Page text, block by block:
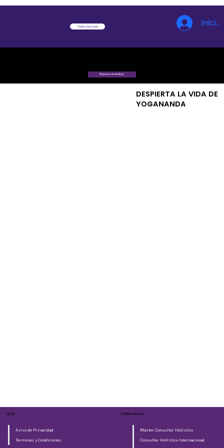
Centro de Ayuda
Regresar al catálogo
DESPIERTA LA VIDA DE
YOGANANDA
Aviso de Privacidad
Terminos y Condiciones
LEGAL
Máster Consultor Holístico
Consultor Holístico Internacional
Certificaciones